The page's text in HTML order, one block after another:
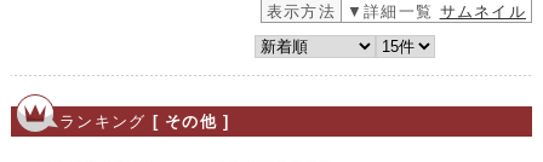
表示方法 ▼詳細一覧 サムネイル
ランキング [ その他 ]